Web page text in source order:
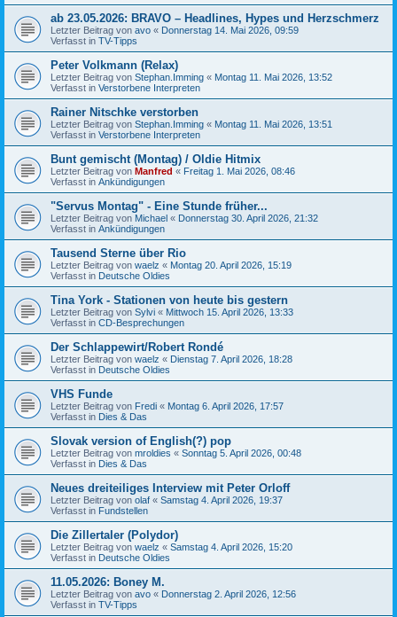
ab 23.05.2026: BRAVO – Headlines, Hypes und Herzschmerz
Letzter Beitrag von avo « Donnerstag 14. Mai 2026, 09:59
Verfasst in TV-Tipps
Peter Volkmann (Relax)
Letzter Beitrag von Stephan.Imming « Montag 11. Mai 2026, 13:52
Verfasst in Verstorbene Interpreten
Rainer Nitschke verstorben
Letzter Beitrag von Stephan.Imming « Montag 11. Mai 2026, 13:51
Verfasst in Verstorbene Interpreten
Bunt gemischt (Montag) / Oldie Hitmix
Letzter Beitrag von Manfred « Freitag 1. Mai 2026, 08:46
Verfasst in Ankündigungen
"Servus Montag" - Eine Stunde früher...
Letzter Beitrag von Michael « Donnerstag 30. April 2026, 21:32
Verfasst in Ankündigungen
Tausend Sterne über Rio
Letzter Beitrag von waelz « Montag 20. April 2026, 15:19
Verfasst in Deutsche Oldies
Tina York - Stationen von heute bis gestern
Letzter Beitrag von Sylvi « Mittwoch 15. April 2026, 13:33
Verfasst in CD-Besprechungen
Der Schlappewirt/Robert Rondé
Letzter Beitrag von waelz « Dienstag 7. April 2026, 18:28
Verfasst in Deutsche Oldies
VHS Funde
Letzter Beitrag von Fredi « Montag 6. April 2026, 17:57
Verfasst in Dies & Das
Slovak version of English(?) pop
Letzter Beitrag von mroldies « Sonntag 5. April 2026, 00:48
Verfasst in Dies & Das
Neues dreiteiliges Interview mit Peter Orloff
Letzter Beitrag von olaf « Samstag 4. April 2026, 19:37
Verfasst in Fundstellen
Die Zillertaler (Polydor)
Letzter Beitrag von waelz « Samstag 4. April 2026, 15:20
Verfasst in Deutsche Oldies
11.05.2026: Boney M.
Letzter Beitrag von avo « Donnerstag 2. April 2026, 12:56
Verfasst in TV-Tipps